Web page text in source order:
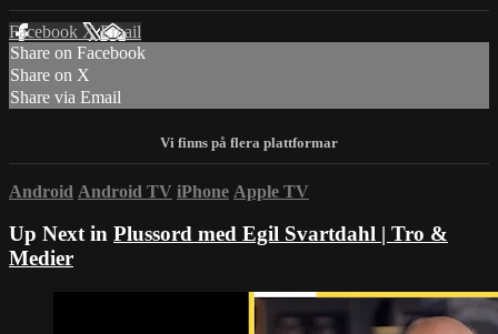
Facebook XEmail
Share on Facebook
Share on X
Share via Email
Android Android TV iPhone Apple TV
Up Next in Plussord med Egil Svartdahl | Tro &
Medier